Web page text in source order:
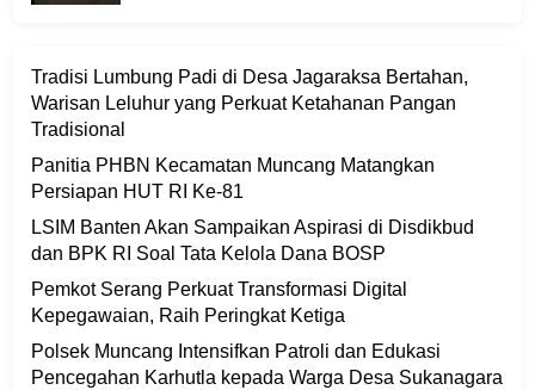
Tradisi Lumbung Padi di Desa Jagaraksa Bertahan,
Warisan Leluhur yang Perkuat Ketahanan Pangan
Tradisional
Panitia PHBN Kecamatan Muncang Matangkan
Persiapan HUT RI Ke-81
LSIM Banten Akan Sampaikan Aspirasi di Disdikbud
dan BPK RI Soal Tata Kelola Dana BOSP
Pemkot Serang Perkuat Transformasi Digital
Kepegawaian, Raih Peringkat Ketiga
Polsek Muncang Intensifkan Patroli dan Edukasi
Pencegahan Karhutla kepada Warga Desa Sukanagara